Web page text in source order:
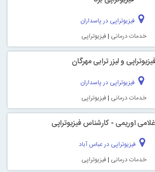
فیزیوتراپی در پاسداران
خدمات درمانی |فیزیوتراپی
و لیزر ترابی مهرگان
فیزیوتراپی در پاسداران
خدمات درمانی |فیزیوتراپی
اوریمی - کارشناس فیزیوتراپی
فیزیوتراپی در عباس آباد
خدمات درمانی |فیزیوتراپی